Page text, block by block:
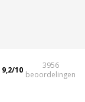
9,2/10
3956
beoordelingen